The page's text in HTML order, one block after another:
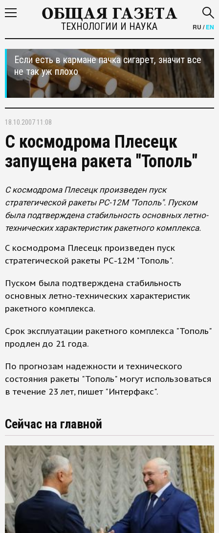
ТЕХНОЛОГИИ И НАУКА RU /EN
Если есть в кармане пачка сигарет, значит все
не так уж плохо
18.10.2007 11:08
C космодрома Плесецк
запущена ракета "Тополь"
C космодрома Плесецк произведен пуск
стратегической ракеты РС-12М "Тополь". Пуском
была подтверждена стабильность основных летно-
технических характеристик ракетного комплекса.
C космодрома Плесецк произведен пуск
стратегической ракеты РС-12М "Тополь".
Пуском была подтверждена стабильность
основных летно-технических характеристик
ракетного комплекса.
Срок эксплуатации ракетного комплекса "Тополь"
продлен до 21 года.
По прогнозам надежности и технического
состояния ракеты "Тополь" могут использоваться
в течение 23 лет, пишет "Интерфакс".
Сейчас на главной